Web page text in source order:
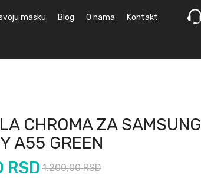
masku Blog O nama Kontakt
CHROMA ZA SAMSUNG
A55 GREEN
1.200,00 RSD